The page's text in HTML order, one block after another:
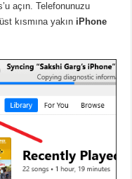
açın. Telefonunuzu
kısmına yakın iPhone